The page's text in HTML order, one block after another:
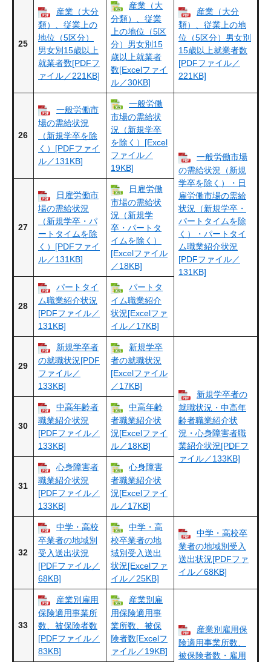
25
産業（大分
類）、従業上の
地位（5区分）
男女別15歳以上
就業者数[PDFフ
ァイル／221KB]
産業（大
分類）、従業
上の地位（5区
分）男女別15
歳以上就業者
数[Excelファイ
ル／30KB]
産業（大分
類）、従業上の地
位（5区分）男女別
15歳以上就業者数
[PDFファイル／
221KB]
26
一般労働市
場の需給状況
（新規学卒を除
く）[PDFファイ
ル／131KB]
一般労働
市場の需給状
況（新規学卒
を除く）[Excel
ファイル／
19KB]
一般労働市場
の需給状況（新規
学卒を除く）・日
雇労働市場の需給
状況（新規学卒・
パートタイムを除
く）・パートタイ
ム職業紹介状況
[PDFファイル／
131KB]
27
日雇労働市
場の需給状況
（新規学卒・パ
ートタイムを除
く）[PDFファイ
ル／131KB]
日雇労働
市場の需給状
況（新規学
卒・パートタ
イムを除く）
[Excelファイル
／18KB]
28
パートタイ
ム職業紹介状況
[PDFファイル／
131KB]
パートタ
イム職業紹介
状況[Excelファ
イル／17KB]
29
新規学卒者
の就職状況[PDF
ファイル／
133KB]
新規学卒
者の就職状況
[Excelファイル
／17KB]
新規学卒者の
就職状況・中高年
齢者職業紹介状
況・心身障害者職
業紹介状況[PDFフ
ァイル／133KB]
30
中高年齢者
職業紹介状況
[PDFファイル／
133KB]
中高年齢
者職業紹介状
況[Excelファイ
ル／18KB]
31
心身障害者
職業紹介状況
[PDFファイル／
133KB]
心身障害
者職業紹介状
況[Excelファイ
ル／17KB]
32
中学・高校
卒業者の地域別
受入送出状況
[PDFファイル／
68KB]
中学・高
校卒業者の地
域別受入送出
状況[Excelファ
イル／25KB]
中学・高校卒
業者の地域別受入
送出状況[PDFファ
イル／68KB]
33
産業別雇用
保険適用事業所
数、被保険者数
[PDFファイル／
83KB]
産業別雇
用保険適用事
業所数、被保
険者数[Excelフ
ァイル／19KB]
産業別雇用保
険適用事業所数、
被保険者数・雇用